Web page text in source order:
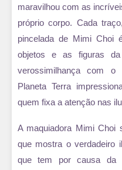
maravilhou com as
próprio corpo. Cada
pincelada de Mimi Choi
objetos e as figuras da
verossimilhança com
Planeta Terra
quem fixa a atenção nas
A maquiadora Mimi Choi
que mostra o verdadeiro
que tem por causa da